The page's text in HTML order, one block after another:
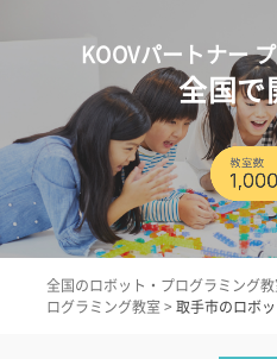
KOOVパートナー
全国で
全国のロボット・プログラミング教
ログラミング教室 > 取手市のロボ